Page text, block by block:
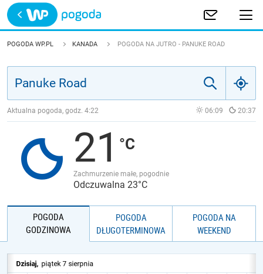
Trwa ładowanie
POLSKA
JAKOŚĆ POWIETRZA
POGODA WP.PL KANADA POGODA NA JUTRO - PANUKE ROAD
Aktualna pogoda, godz. 4:22 06:09 20:37
21
Zachmurzenie małe, pogodnie
Odczuwalna 23°C
POGODA
GODZINOWA
POGODA
DŁUGOTERMINOWA
POGODA NA
WEEKEND